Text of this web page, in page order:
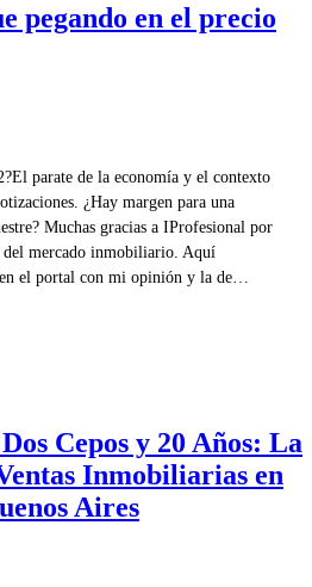
pegando en el precio
parate de la economía y el contexto
¿Hay margen para una
Muchas gracias a IProfesional por
del mercado inmobiliario. Aquí
el portal con mi opinión y la de…
Cepos y 20 Años: La
Inmobiliarias en
Aires